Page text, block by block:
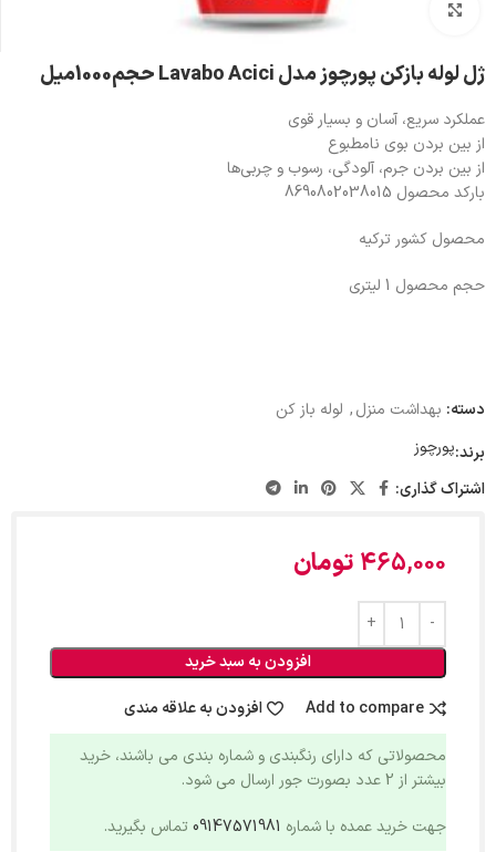
ژل لوله بازکن پورچوز مدل Lavabo Acici حجم1000میل
عملکرد سریع، آسان و بسیار قوی
از بین بردن بوی نامطبوع
از بین بردن جرم، آلودگی، رسوب و چربی‌ها
بارکد محصول 8690802038015
محصول کشور ترکیه
حجم محصول 1 لیتری
دسته: بهداشت منزل, لوله باز کن
برند:پورچوز
اشتراک گذاری:
465,000 تومان
افزودن به سبد خرید
Add to compare
افزودن به علاقه مندی
محصولاتی که دارای رنگبندی و شماره بندی می باشند، خرید
بیشتر از 2 عدد بصورت جور ارسال می شود.
جهت خرید عمده با شماره 09147571981 تماس بگیرید.